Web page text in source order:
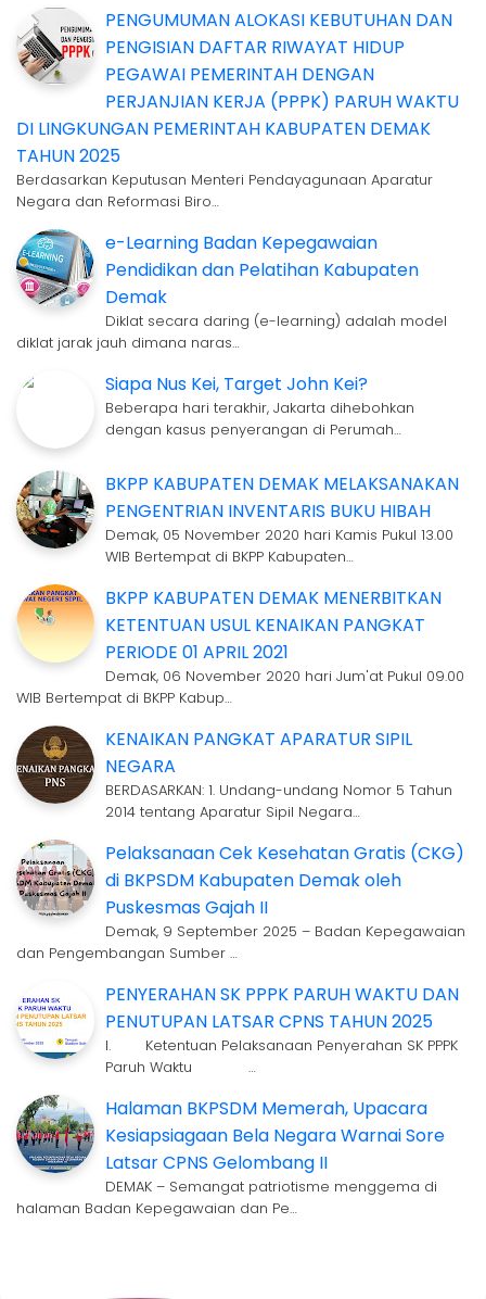
PENGUMUMAN ALOKASI KEBUTUHAN DAN
PENGISIAN DAFTAR RIWAYAT HIDUP
PEGAWAI PEMERINTAH DENGAN
PERJANJIAN KERJA (PPPK) PARUH WAKTU
DI LINGKUNGAN PEMERINTAH KABUPATEN DEMAK
TAHUN 2025
Berdasarkan Keputusan Menteri Pendayagunaan Aparatur
Negara dan Reformasi Biro…
e-Learning Badan Kepegawaian
Pendidikan dan Pelatihan Kabupaten
Demak
Diklat secara daring (e-learning) adalah model
diklat jarak jauh dimana naras…
Siapa Nus Kei, Target John Kei?
Beberapa hari terakhir, Jakarta dihebohkan
dengan kasus penyerangan di Perumah…
BKPP KABUPATEN DEMAK MELAKSANAKAN
PENGENTRIAN INVENTARIS BUKU HIBAH
Demak, 05 November 2020 hari Kamis Pukul 13.00
WIB Bertempat di BKPP Kabupaten…
BKPP KABUPATEN DEMAK MENERBITKAN
KETENTUAN USUL KENAIKAN PANGKAT
PERIODE 01 APRIL 2021
Demak, 06 November 2020 hari Jum'at Pukul 09.00
WIB Bertempat di BKPP Kabup…
KENAIKAN PANGKAT APARATUR SIPIL
NEGARA
BERDASARKAN: 1. Undang-undang Nomor 5 Tahun
2014 tentang Aparatur Sipil Negara…
Pelaksanaan Cek Kesehatan Gratis (CKG)
di BKPSDM Kabupaten Demak oleh
Puskesmas Gajah II
Demak, 9 September 2025 – Badan Kepegawaian
dan Pengembangan Sumber …
PENYERAHAN SK PPPK PARUH WAKTU DAN
PENUTUPAN LATSAR CPNS TAHUN 2025
I. Ketentuan Pelaksanaan Penyerahan SK PPPK
Paruh Waktu …
Halaman BKPSDM Memerah, Upacara
Kesiapsiagaan Bela Negara Warnai Sore
Latsar CPNS Gelombang II
DEMAK – Semangat patriotisme menggema di
halaman Badan Kepegawaian dan Pe…